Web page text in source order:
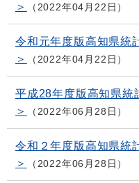
＞
2022年04月22日
令和元年度版高知県
＞
2022年04月22日
平成28年度版高知県
＞
2022年06月28日
令和２年度版高知県
＞
2022年06月28日